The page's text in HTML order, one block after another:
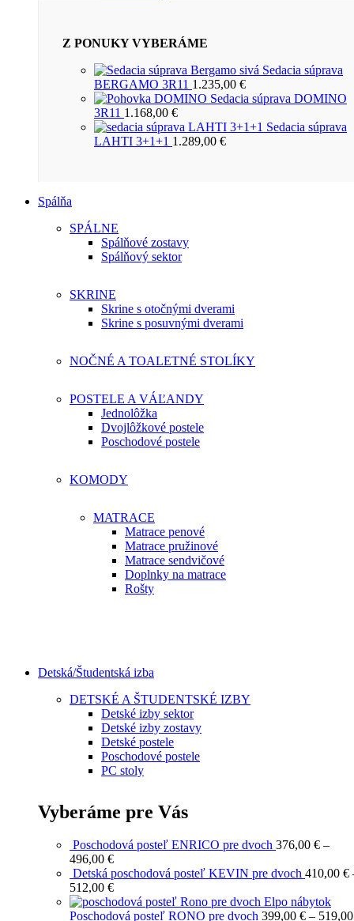
Z PONUKY VYBERÁME
Sedacia súprava
BERGAMO 3R11 1.235,00 €
Sedacia súprava DOMINO
3R11 1.168,00 €
Sedacia súprava
LAHTI 3+1+1 1.289,00 €
Spálňa
SPÁLNE
Spálňové zostavy
Spálňový sektor
SKRINE
Skrine s otočnými dverami
Skrine s posuvnými dverami
NOČNÉ A TOALETNÉ STOLÍKY
POSTELE A VÁĽANDY
Jednolôžka
Dvojlôžkové postele
Poschodové postele
KOMODY
MATRACE
Matrace penové
Matrace pružinové
Matrace sendvičové
Doplnky na matrace
Rošty
Detská/Študentská izba
DETSKÉ A ŠTUDENTSKÉ IZBY
Detské izby sektor
Detské izby zostavy
Detské postele
Poschodové postele
PC stoly
Vyberáme pre Vás
Poschodová posteľ ENRICO pre dvoch 376,00 € –
496,00 €Price
range:
376,00 €
through
496,00 €
Detská poschodová posteľ KEVIN pre dvoch 410,00 €
512,00 €Price
range:
410,00 €
Poschodová posteľ RONO pre dvoch 399,00 € –